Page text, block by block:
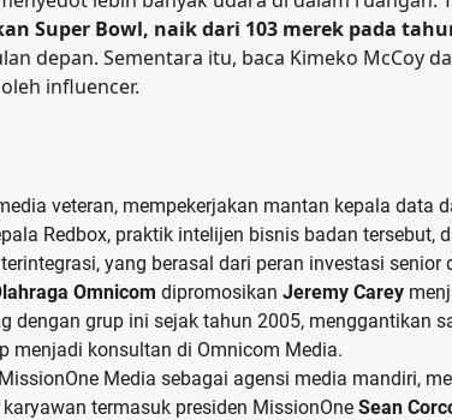
Super Bowl, naik dari 103 merek pada
depan. Sementara itu, baca Kimeko McCoy
influencer.
veteran, mempekerjakan mantan kepala data
Redbox, praktik intelijen bisnis badan tersebut,
yang berasal dari peran investasi senior
Omnicom dipromosikan Jeremy Carey
dengan grup ini sejak tahun 2005, menggantikan
menjadi konsultan di Omnicom Media.
Media sebagai agensi media mandiri,
termasuk presiden MissionOne Sean